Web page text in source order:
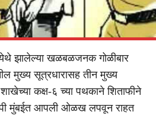
येथे झालेल्या खळबळजनक गोळीबार
मुख्य सूत्रधारासह तीन मुख्य
कक्ष-६ च्या पथकाने शिताफीने
मुंबईत आपली ओळख लपवून राहत